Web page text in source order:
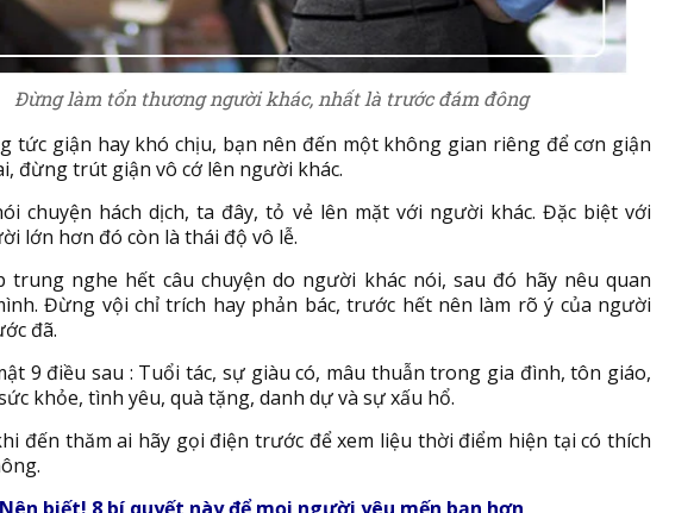
Đừng làm tổn thương người khác, nhất là trước đám đông
tức giận hay khó chịu, bạn nên đến một không gian riêng để cơn giận
đừng trút giận vô cớ lên người khác.
chuyện hách dịch, ta đây, tỏ vẻ lên mặt với người khác. Đặc biệt với
lớn hơn đó còn là thái độ vô lễ.
trung nghe hết câu chuyện do người khác nói, sau đó hãy nêu quan
Đừng vội chỉ trích hay phản bác, trước hết nên làm rõ ý của người
đã.
9 điều sau : Tuổi tác, sự giàu có, mâu thuẫn trong gia đình, tôn giáo,
khỏe, tình yêu, quà tặng, danh dự và sự xấu hổ.
đến thăm ai hãy gọi điện trước để xem liệu thời điểm hiện tại có thích